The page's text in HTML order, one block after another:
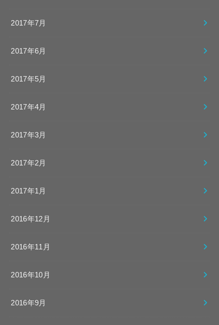
2017年7月
2017年6月
2017年5月
2017年4月
2017年3月
2017年2月
2017年1月
2016年12月
2016年11月
2016年10月
2016年9月